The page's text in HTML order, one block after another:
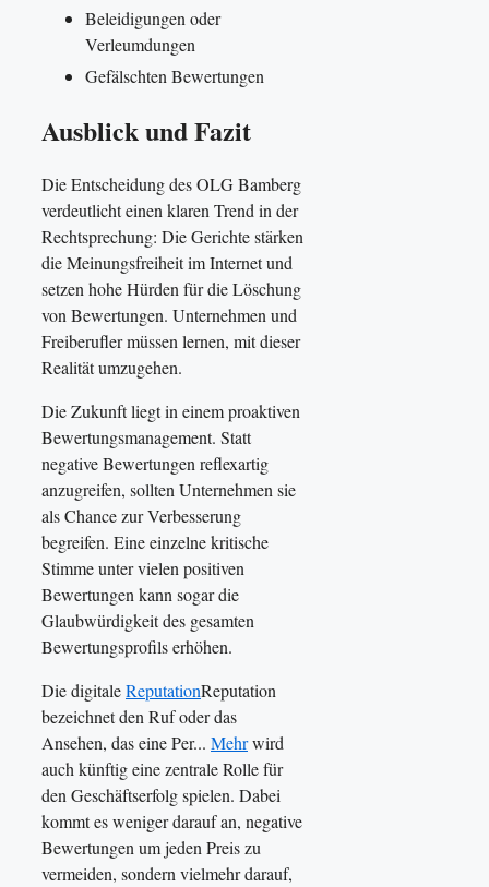
Beleidigungen oder
Verleumdungen
Gefälschten Bewertungen
Ausblick und Fazit
Die Entscheidung des OLG Bamberg
verdeutlicht einen klaren Trend in der
Rechtsprechung: Die Gerichte stärken
die Meinungsfreiheit im Internet und
setzen hohe Hürden für die Löschung
von Bewertungen. Unternehmen und
Freiberufler müssen lernen, mit dieser
Realität umzugehen.
Die Zukunft liegt in einem proaktiven
Bewertungsmanagement. Statt
negative Bewertungen reflexartig
anzugreifen, sollten Unternehmen sie
als Chance zur Verbesserung
begreifen. Eine einzelne kritische
Stimme unter vielen positiven
Bewertungen kann sogar die
Glaubwürdigkeit des gesamten
Bewertungsprofils erhöhen.
Die digitaleReputationReputation
bezeichnet den Ruf oder das
Ansehen, das eine Per... Mehrwird
auch künftig eine zentrale Rolle für
den Geschäftserfolg spielen. Dabei
kommt es weniger darauf an, negative
Bewertungen um jeden Preis zu
vermeiden, sondern vielmehr darauf,